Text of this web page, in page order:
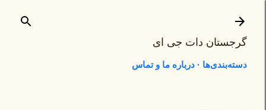
گرجستان دات جی ای
دسته‌بندی‌ها درباره ما و تماس